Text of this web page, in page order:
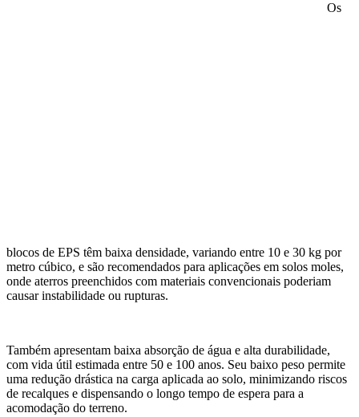
Os
blocos de EPS têm baixa densidade, variando entre 10 e 30 kg por
metro cúbico, e são recomendados para aplicações em solos moles,
onde aterros preenchidos com materiais convencionais poderiam
causar instabilidade ou rupturas.
Também apresentam baixa absorção de água e alta durabilidade,
com vida útil estimada entre 50 e 100 anos. Seu baixo peso permite
uma redução drástica na carga aplicada ao solo, minimizando riscos
de recalques e dispensando o longo tempo de espera para a
acomodação do terreno.